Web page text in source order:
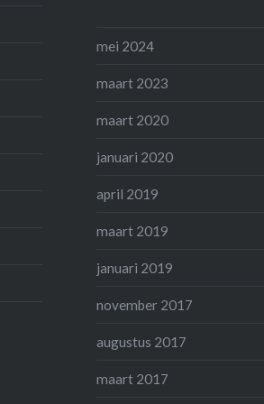
mei 2024
maart 2023
maart 2020
januari 2020
april 2019
maart 2019
januari 2019
november 2017
augustus 2017
maart 2017